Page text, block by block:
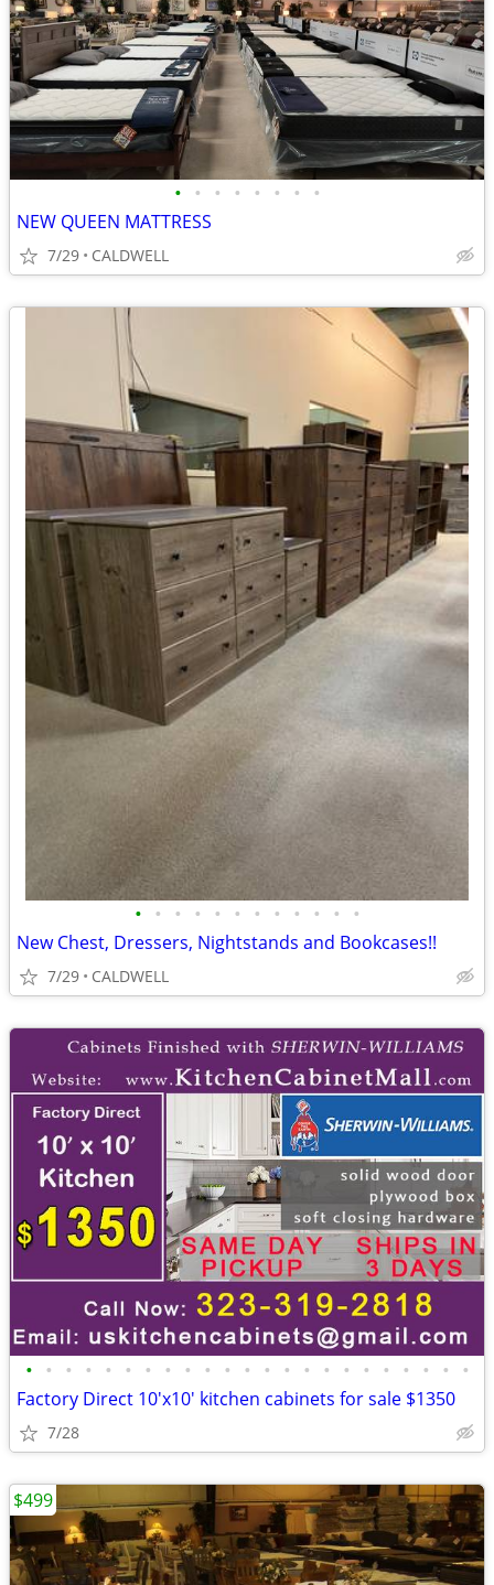
• • • • • • • •
NEW QUEEN MATTRESS
7/29 CALDWELL
• • • • • • • • • • • •
New Chest, Dressers, Nightstands and Bookcases!!
7/29 CALDWELL
• • • • • • • • • • • • • • • • • • • • • • •
Factory Direct 10'x10' kitchen cabinets for sale $1350
7/28
$499